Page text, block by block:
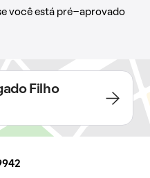
você está pré-aprovado
Filho